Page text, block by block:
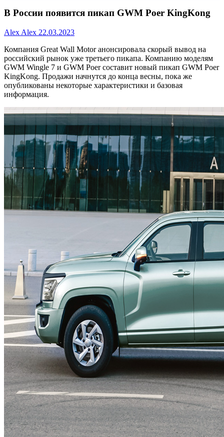
В России появится пикап GWM Poer KingKong
Alex Alex 22.03.2023
Компания Great Wall Motor анонсировала скорый вывод на
российский рынок уже третьего пикапа. Компанию моделям
GWM Wingle 7 и GWM Poer составит новый пикап GWM Poer
KingKong. Продажи начнутся до конца весны, пока же
опубликованы некоторые характеристики и базовая
информация.